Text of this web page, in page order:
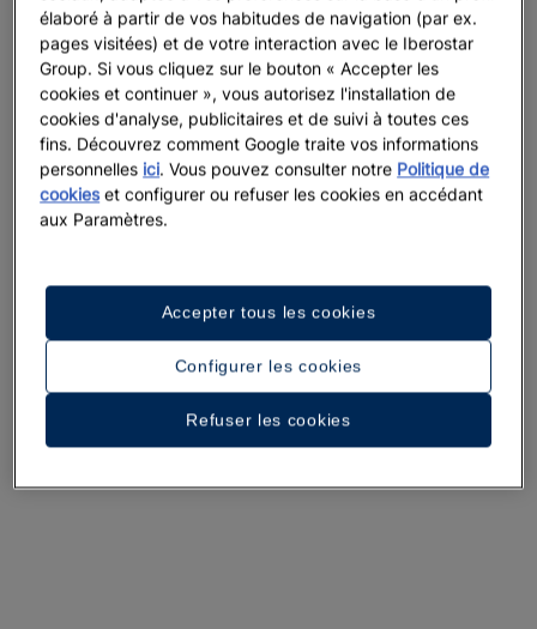
élaboré à partir de vos habitudes de navigation (par ex.
pages visitées) et de votre interaction avec le Iberostar
Group. Si vous cliquez sur le bouton « Accepter les
cookies et continuer », vous autorisez l'installation de
cookies d'analyse, publicitaires et de suivi à toutes ces
fins. Découvrez comment Google traite vos informations
personnelles ici. Vous pouvez consulter notre Politique de
cookies et configurer ou refuser les cookies en accédant
aux Paramètres.
Configurer les cookies
Refuser les cookies
Accepter tous les cookies